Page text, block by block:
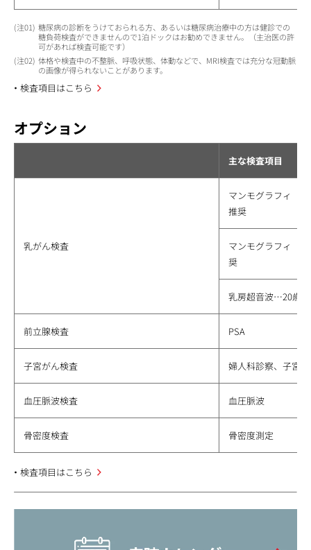
01
糖尿病の診断をうけておられる方、あるいは糖尿病治療中の方は健診での
糖負荷検査ができませんので1泊ドックはお勧めできません。（主治医の許
可があれば検査可能です）
02 体格や検査中の不整脈、呼吸状態、体動などで、MRI検査では充分な冠動脈
の画像が得られないことがあります。
検査項目はこちら
オプション
主な検査項目
乳がん検査
マンモグラフィ（
推奨
マンモグラフィ（
奨
乳房超音波…20歳
前立腺検査 PSA
子宮がん検査 婦人科診察、子宮
血圧脈波検査 血圧脈波
骨密度検査 骨密度測定
検査項目はこちら